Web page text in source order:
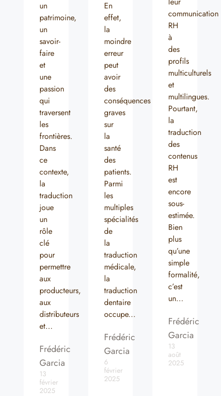
un
patrimoine,
un
savoir-
faire
et
une
passion
qui
traversent
les
frontières.
Dans
ce
contexte,
la
traduction
joue
un
rôle
clé
pour
permettre
aux
producteurs,
aux
distributeurs
et...
Frédéric
Garcia
13
février
2025
En
effet,
la
moindre
erreur
peut
avoir
des
conséquences
graves
sur
la
santé
des
patients.
Parmi
les
multiples
spécialités
de
la
traduction
médicale,
la
traduction
dentaire
occupe...
Frédéric
Garcia
6
février
2025
communication
RH
à
des
profils
multiculturels
et
multilingues.
Pourtant,
la
traduction
des
contenus
RH
est
encore
sous-
estimée.
Bien
plus
qu’une
simple
formalité,
c’est
un...
Frédéric
Garcia
13
août
2025